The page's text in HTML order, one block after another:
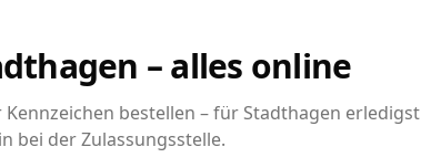
– alles online
bestellen – für Stadthagen erledigst
bei der Zulassungsstelle.